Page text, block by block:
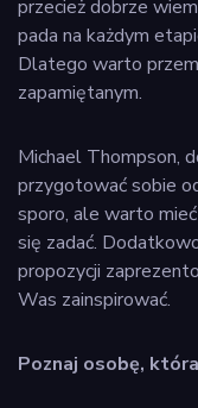
przecież dobrze
pada na każdym
Dlatego warto
zapamiętanym.
Michael Thompson,
przygotować sobie
sporo, ale warto
się zadać.
propozycji
Was zainspirować.
Poznaj osobę,